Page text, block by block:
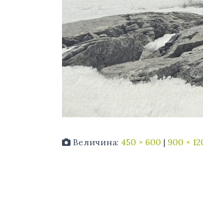
Величина: 450 × 600 | 900 ×